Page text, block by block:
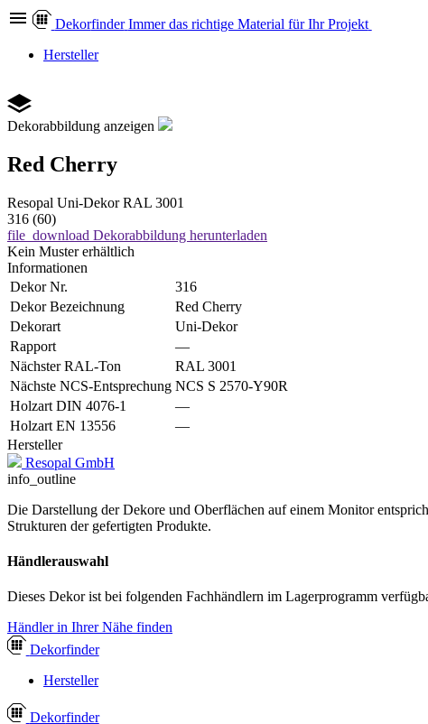
Dekorfinder Immer das richtige Material für Ihr Projekt
Hersteller
Dekorabbildung anzeigen
Red Cherry
Resopal Uni-Dekor RAL 3001
316 (60)
file_download Dekorabbildung herunterladen
Kein Muster erhältlich
Informationen
Dekor Nr.
316
Dekor Bezeichnung
Red Cherry
Dekorart
Uni-Dekor
Rapport
—
Nächster RAL-Ton
RAL 3001
Nächste NCS-Entsprechung NCS S 2570-Y90R
Holzart DIN 4076-1
—
Holzart EN 13556
—
Hersteller
Resopal GmbH
info_outline
Die Darstellung der Dekore und Oberflächen auf einem Monitor
Strukturen der gefertigten Produkte.
Händlerauswahl
Dieses Dekor ist bei folgenden Fachhändlern im Lagerprogramm
Händler in Ihrer Nähe finden
Dekorfinder
Hersteller
Dekorfinder